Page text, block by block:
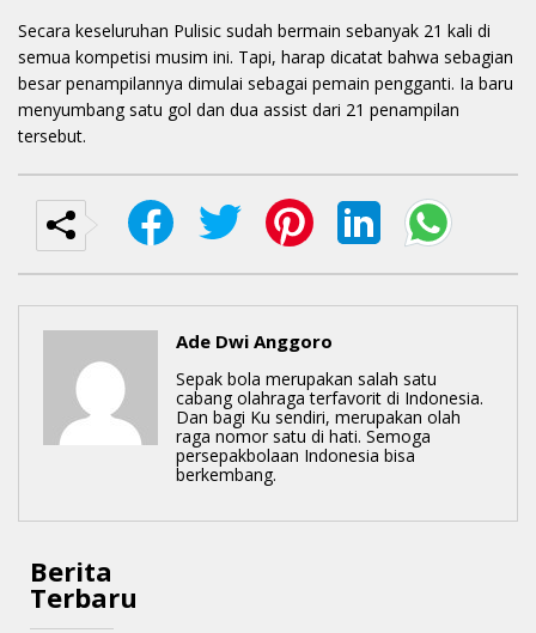
Secara keseluruhan Pulisic sudah bermain sebanyak 21 kali di
semua kompetisi musim ini. Tapi, harap dicatat bahwa sebagian
besar penampilannya dimulai sebagai pemain pengganti. Ia baru
menyumbang satu gol dan dua assist dari 21 penampilan
tersebut.
Ade Dwi Anggoro
Sepak bola merupakan salah satu
cabang olahraga terfavorit di Indonesia.
Dan bagi Ku sendiri, merupakan olah
raga nomor satu di hati. Semoga
persepakbolaan Indonesia bisa
berkembang.
Berita
Terbaru